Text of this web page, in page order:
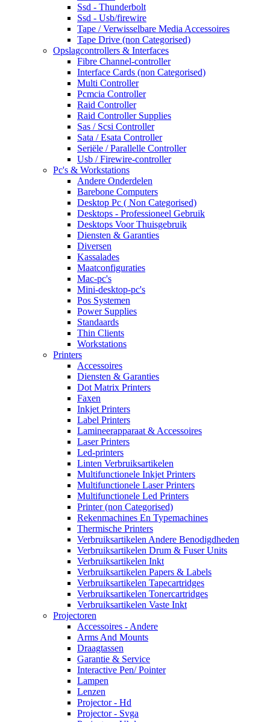
Ssd - Thunderbolt
Ssd - Usb/firewire
Tape / Verwisselbare Media Accessoires
Tape Drive (non Categorised)
Opslagcontrollers & Interfaces
Fibre Channel-controller
Interface Cards (non Categorised)
Multi Controller
Pcmcia Controller
Raid Controller
Raid Controller Supplies
Sas / Scsi Controller
Sata / Esata Controller
Seriële / Parallelle Controller
Usb / Firewire-controller
Pc's & Workstations
Andere Onderdelen
Barebone Computers
Desktop Pc ( Non Categorised)
Desktops - Professioneel Gebruik
Desktops Voor Thuisgebruik
Diensten & Garanties
Diversen
Kassalades
Maatconfiguraties
Mac-pc's
Mini-desktop-pc's
Pos Systemen
Power Supplies
Standaards
Thin Clients
Workstations
Printers
Accessoires
Diensten & Garanties
Dot Matrix Printers
Faxen
Inkjet Printers
Label Printers
Lamineerapparaat & Accessoires
Laser Printers
Led-printers
Linten Verbruiksartikelen
Multifunctionele Inkjet Printers
Multifunctionele Laser Printers
Multifunctionele Led Printers
Printer (non Categorised)
Rekenmachines En Typemachines
Thermische Printers
Verbruiksartikelen Andere Benodigdheden
Verbruiksartikelen Drum & Fuser Units
Verbruiksartikelen Inkt
Verbruiksartikelen Papers & Labels
Verbruiksartikelen Tapecartridges
Verbruiksartikelen Tonercartridges
Verbruiksartikelen Vaste Inkt
Projectoren
Accessoires - Andere
Arms And Mounts
Draagtassen
Garantie & Service
Interactive Pen/ Pointer
Lampen
Lenzen
Projector - Hd
Projector - Svga